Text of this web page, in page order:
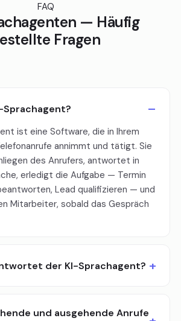
FAQ
— Häufig
Fragen
Sprachagent?
ist eine Software, die in Ihrem
annimmt und tätigt. Sie
des Anrufers, antwortet in
erledigt die Aufgabe — Termin
Lead qualifizieren — und
Mitarbeiter, sobald das Gespräch
der KI-Sprachagent?
und ausgehende Anrufe